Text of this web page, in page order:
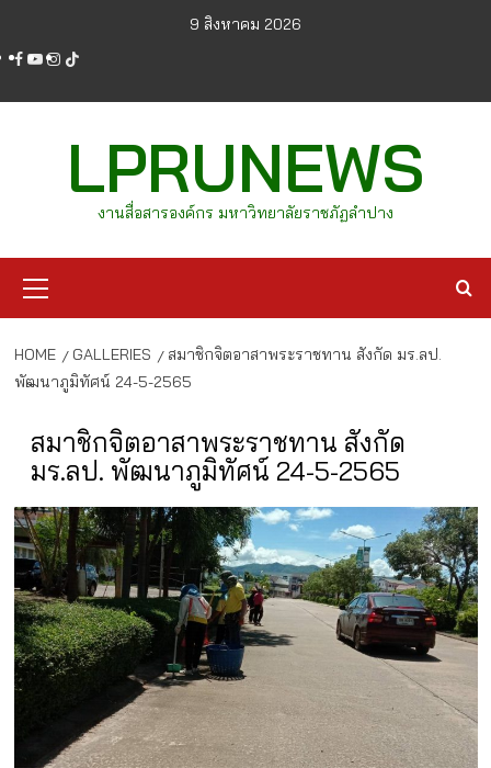
content
9 สิงหาคม 2026
facebook
youtube
instagram
tiktok
LPRUNEWS
งานสื่อสารองค์กร มหาวิทยาลัยราชภัฏลำปาง
Menu
HOME GALLERIES
สมาชิกจิตอาสาพระราชทาน สังกัด มร.ลป.
พัฒนาภูมิทัศน์ 24-5-2565
สมาชิกจิตอาสาพระราชทาน สังกัด
มร.ลป. พัฒนาภูมิทัศน์ 24-5-2565